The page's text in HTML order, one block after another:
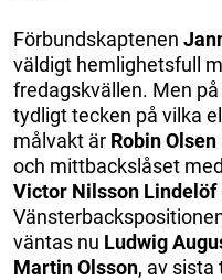
Förbundskaptenen
väldigt hemlighetsfull
fredagskvällen. Men
tydligt tecken på vilka
målvakt är Robin Olsen
och mittbackslåset med
Victor Nilsson Lindelöf
väntas nu Ludwig
Martin Olsson, av